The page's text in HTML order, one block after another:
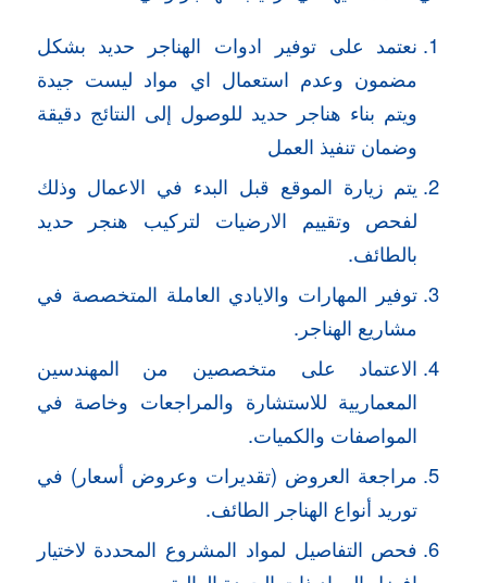
نعتمد على توفير ادوات الهناجر حديد بشكل
مضمون وعدم استعمال اي مواد ليست جيدة
ويتم بناء هناجر حديد للوصول إلى النتائج دقيقة
وضمان تنفيذ العمل
يتم زيارة الموقع قبل البدء في الاعمال وذلك
لفحص وتقييم الارضيات لتركيب هنجر حديد
بالطائف.
توفير المهارات والايادي العاملة المتخصصة في
مشاريع الهناجر.
الاعتماد على متخصصين من المهندسين
المعماريية للاستشارة والمراجعات وخاصة في
المواصفات والكميات.
مراجعة العروض (تقديرات وعروض أسعار) في
توريد أنواع الهناجر الطائف.
فحص التفاصيل لمواد المشروع المحددة لاختيار